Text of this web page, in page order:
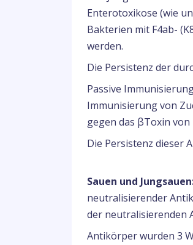
Enterotoxikose (wie
Bakterien mit F4ab-
werden.
Die Persistenz der
Passive
Immunisierung von
gegen das βToxin von
Die Persistenz dieser
Sauen und
neutralisierender
der neutralisierenden
Antikörper wurden 3